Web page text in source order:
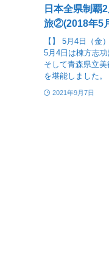
日本全県制
旅②(2018年5
【】 5月4日（金
5月4日は棟方志功
そして青森県立
を堪能しました。
2021年9月7日